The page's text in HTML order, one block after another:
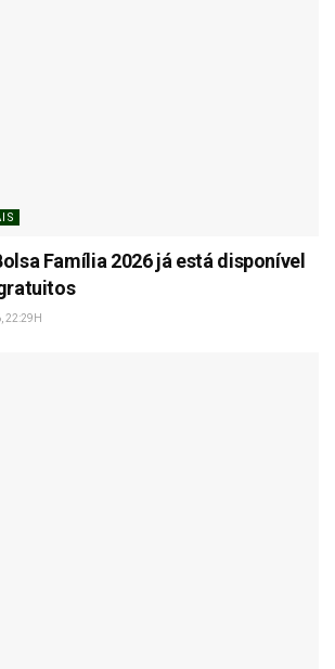
Família 2026 já está disponível
22:29H